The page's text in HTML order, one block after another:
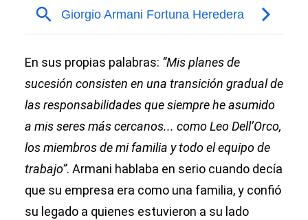
En sus propias palabras: “Mis planes de
sucesión consisten en una transición gradual de
las responsabilidades que siempre he asumido
a mis seres más cercanos... como Leo Dell’Orco,
los miembros de mi familia y todo el equipo de
trabajo”. Armani hablaba en serio cuando decía
que su empresa era como una familia, y confió
su legado a quienes estuvieron a su lado